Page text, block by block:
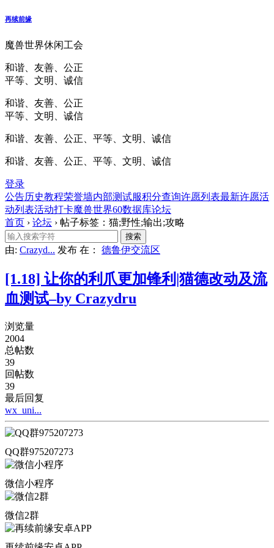
再续前缘
魔兽世界休闲工会
和谐、友善、公正
平等、文明、诚信
和谐、友善、公正
平等、文明、诚信
和谐、友善、公正、平等、文明、诚信
和谐、友善、公正、平等、文明、诚信
登录
公告历史教程荣誉墙内部测试服积分查询许愿列表最新许愿活
动列表活动打卡魔兽世界60数据库论坛
首页 › 论坛 › 帖子标签：猫;野性;输出;攻略
由: Crazyd... 发布 在： 德鲁伊交流区
[1.18] 让你的利爪更加锋利|猫德改动及流
血测试–by Crazydru
浏览量
2004
总帖数
39
回帖数
39
最后回复
wx_uni...
QQ群975207273
微信小程序
微信2群